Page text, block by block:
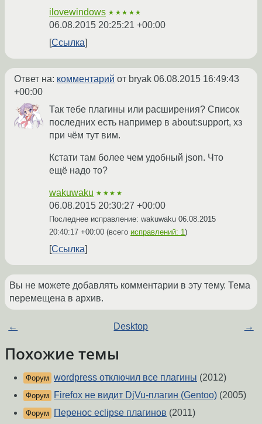
ilovewindows ★★★★★
06.08.2015 20:25:21 +00:00
Ссылка
Ответ на: комментарий от bryak 06.08.2015 16:49:43
+00:00
Так тебе плагины или расширения? Список
последних есть например в about:support, хз
при чём тут вим.
Кстати там более чем удобный json. Что
ещё надо то?
wakuwaku ★★★★
06.08.2015 20:30:27 +00:00
Последнее исправление: wakuwaku 06.08.2015
20:40:17 +00:00 (всего исправлений: 1)
Ссылка
Вы не можете добавлять комментарии в эту тему. Тема
перемещена в архив.
← Desktop →
Похожие темы
Форум wordpress отключил все плагины (2012)
Форум Firefox не видит DjVu-плагин (Gentoo) (2005)
Форум Перенос eclipse плагинов (2011)